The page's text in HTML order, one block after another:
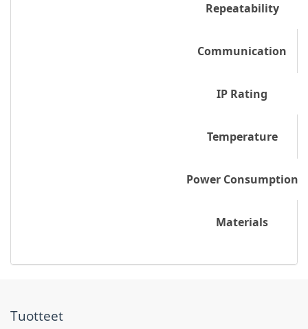
Repeatability
Communication
IP Rating
Temperature
Power Consumption
Materials
Tuotteet